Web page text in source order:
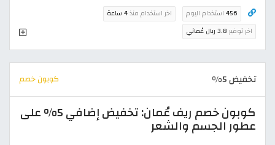
456 استخدام اليوم اخر استخدام منذ4 ساعة
اخر توفير 3.8 ريال عُماني
تخفيض 5% كوبون خصم
كوبون خصم ريف عُمان: تخفيض إضافي 5% على
عطور الجسم والشعر